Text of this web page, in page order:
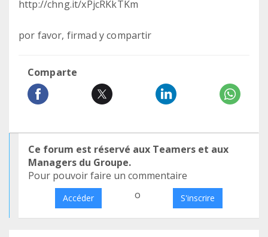
http://chng.it/xPjcRKkTKm
por favor, firmad y compartir
Comparte
Ce forum est réservé aux Teamers et aux
Managers du Groupe.
Pour pouvoir faire un commentaire
Accéder o S'inscrire